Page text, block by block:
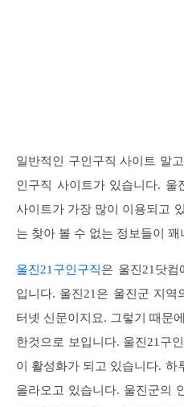
일반적인 구인구직 사이트 말
인구직 사이트가 있습니다. 울
사이트가 가장 많이 이용되고
는 찾아 볼 수 없는 정보들이
울진21구인구직은 울진21닷
입니다. 울진21은 울진군 지역
터넷 신문이지요. 그렇기 때문
한것으로 보입니다. 울진21구
이 활성화가 되고 있습니다. 하
올라오고 있습니다. 울진군의